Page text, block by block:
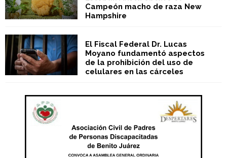
Campeón macho de raza New
Hampshire
El Fiscal Federal Dr. Lucas
Moyano fundamentó aspectos
de la prohibición del uso de
celulares en las cárceles